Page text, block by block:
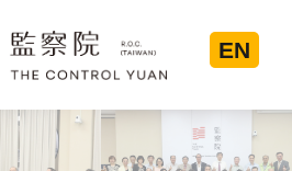
EN